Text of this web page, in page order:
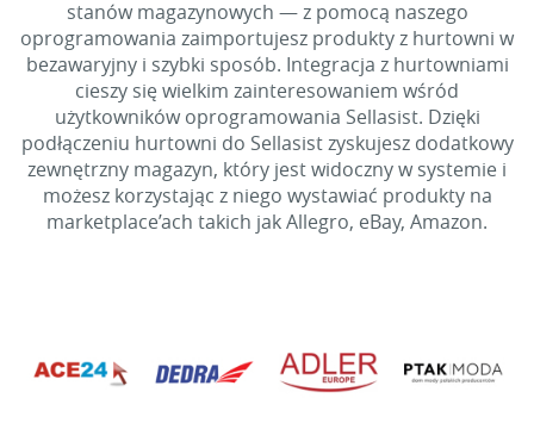
stanów magazynowych — z pomocą naszego
oprogramowania zaimportujesz produkty z hurtowni w
bezawaryjny i szybki sposób. Integracja z hurtowniami
cieszy się wielkim zainteresowaniem wśród
użytkowników oprogramowania Sellasist. Dzięki
podłączeniu hurtowni do Sellasist zyskujesz dodatkowy
zewnętrzny magazyn, który jest widoczny w systemie i
możesz korzystając z niego wystawiać produkty na
marketplace’ach takich jak Allegro, eBay, Amazon.